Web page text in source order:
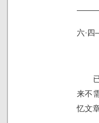
六·
已
来不
忆文